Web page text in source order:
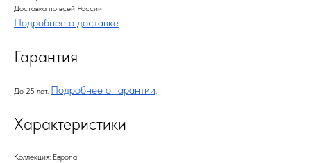
Доставка по всей России
Подробнее о доставке.
Гарантия
До 25 лет. Подробнее о гарантии.
Характеристики
Коллекция: Европа